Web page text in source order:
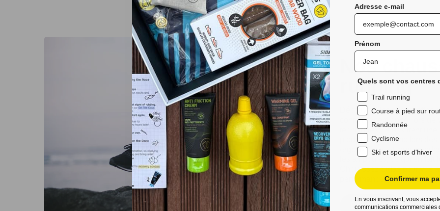
Nos
running
Découvrez les chaussettes
confort exceptionnel lors
techniques, ils assurent
pieds au sec même lors
ergonomique et leurs
les ampoules, ce qui en
Choisissez Sidas pour vos
performances améliorées et
Découvrez
Adresse e-mail
Prénom
Quels sont vos centres
Trail running
Course à pied sur
Randonnée
Cyclisme
Ski et sports d'hiver
Confirmer ma
En vous inscrivant, vous
communications commerciales